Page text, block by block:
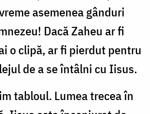
asemenea gânduri
Dacă Zaheu ar fi
o clipă, ar fi pierdut pentru
de a se întâlni cu Iisus.
tabloul. Lumea trecea în